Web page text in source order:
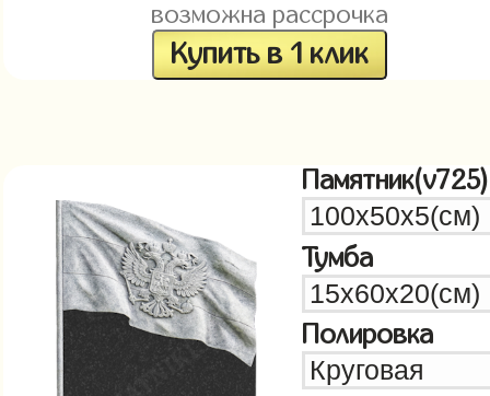
возможна рассрочка
Купить в 1 клик
Памятник(v725)
Тумба
Полировка